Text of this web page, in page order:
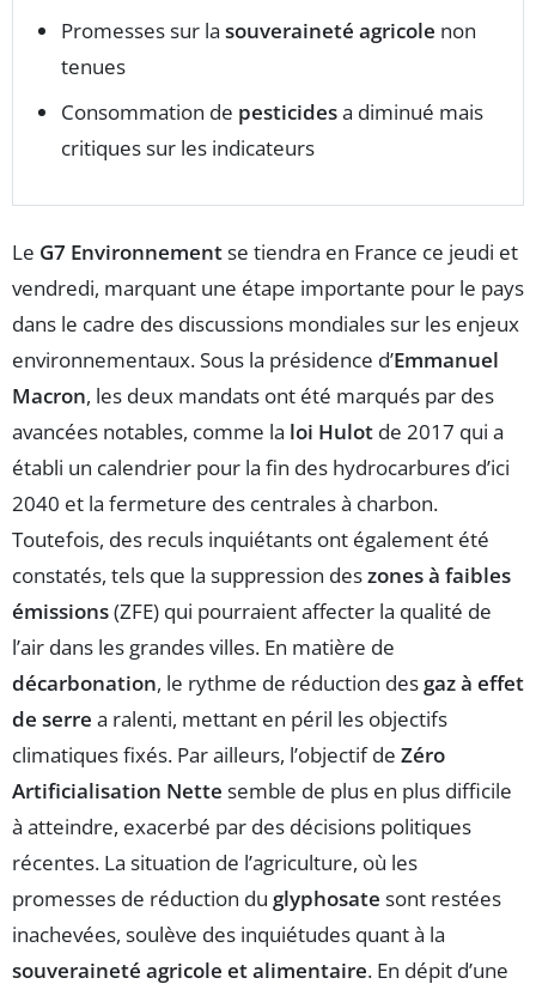
Promesses sur la souveraineté agricole non
tenues
Consommation de pesticidesa diminué mais
critiques sur les indicateurs
Le G7 Environnementse tiendra en France ce jeudi et
vendredi, marquant une étape importante pour le pays
dans le cadre des discussions mondiales sur les enjeux
environnementaux. Sous la présidence d’Emmanuel
Macron, les deux mandats ont été marqués par des
avancées notables, comme la loi Hulot de 2017 qui a
établi un calendrier pour la fin des hydrocarbures d’ici
2040 et la fermeture des centrales à charbon.
Toutefois, des reculs inquiétants ont également été
constatés, tels que la suppression deszones à faibles
émissions(ZFE) qui pourraient affecter la qualité de
l’air dans les grandes villes. En matière de
décarbonation, le rythme de réduction des gaz à effet
de serre a ralenti, mettant en péril les objectifs
climatiques fixés. Par ailleurs, l’objectif de Zéro
Artificialisation Nette semble de plus en plus difficile
à atteindre, exacerbé par des décisions politiques
récentes. La situation de l’agriculture, où les
promesses de réduction du glyphosate sont restées
inachevées, soulève des inquiétudes quant à la
souveraineté agricole et alimentaire. En dépit d’une